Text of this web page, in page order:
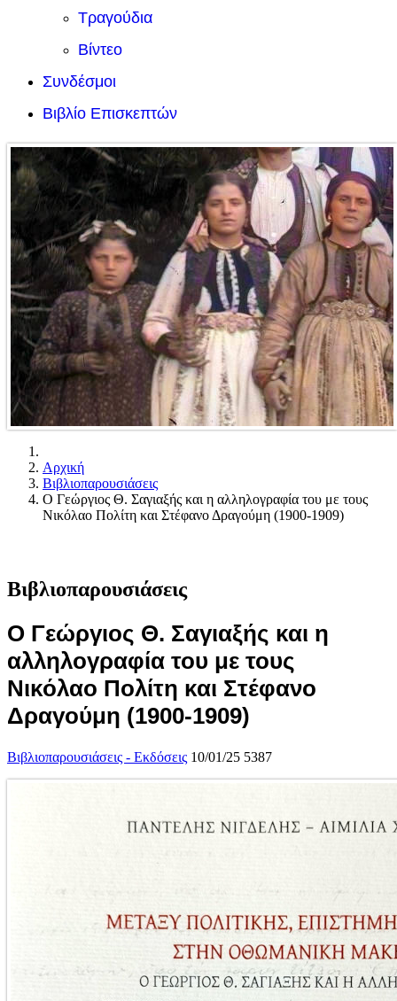
Τραγούδια
Βίντεο
Συνδέσμοι
Βιβλίο Επισκεπτών
Αρχική
Βιβλιοπαρουσιάσεις
Ο Γεώργιος Θ. Σαγιαξής και η αλληλογραφία του με τους
Νικόλαο Πολίτη και Στέφανο Δραγούμη (1900-1909)
Βιβλιοπαρουσιάσεις
Ο Γεώργιος Θ. Σαγιαξής και η
αλληλογραφία του με τους
Νικόλαο Πολίτη και Στέφανο
Δραγούμη (1900-1909)
Βιβλιοπαρουσιάσεις - Εκδόσεις 10/01/25 5387